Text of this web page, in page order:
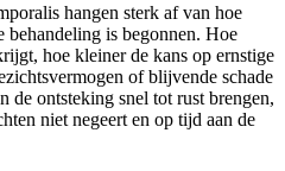
hangen sterk af van hoe
behandeling is begonnen. Hoe
hoe kleiner de kans op ernstige
of blijvende schade
de ontsteking snel tot rust brengen,
niet negeert en op tijd aan de